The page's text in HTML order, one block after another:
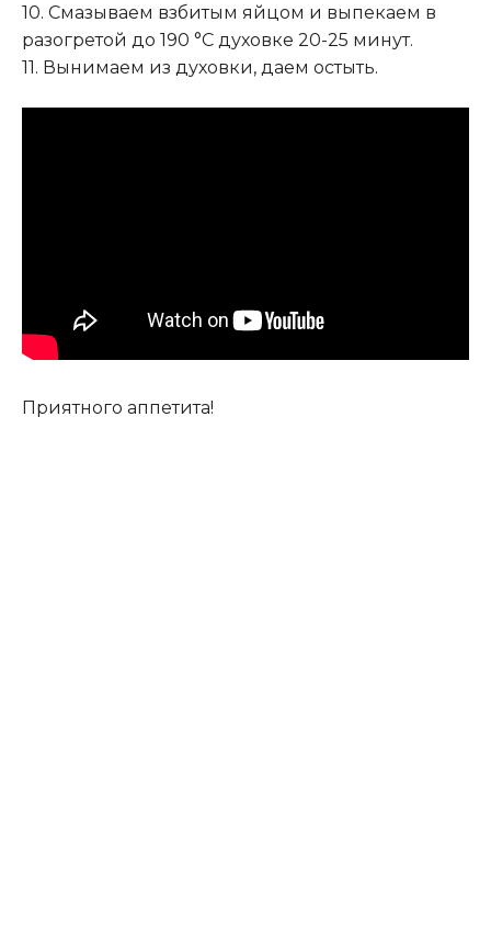
10. Смазываем взбитым яйцом и выпекаем в
разогретой до 190 °C духовке 20-25 минут.
11. Вынимаем из духовки, даем остыть.
Приятного аппетита!